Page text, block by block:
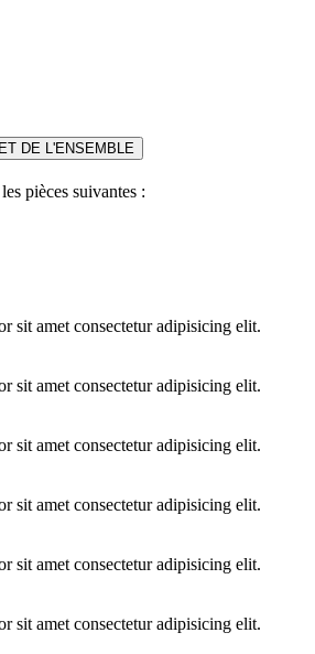
DE L'ENSEMBLE
pièces suivantes :
sit amet consectetur adipisicing elit.
sit amet consectetur adipisicing elit.
sit amet consectetur adipisicing elit.
sit amet consectetur adipisicing elit.
sit amet consectetur adipisicing elit.
sit amet consectetur adipisicing elit.